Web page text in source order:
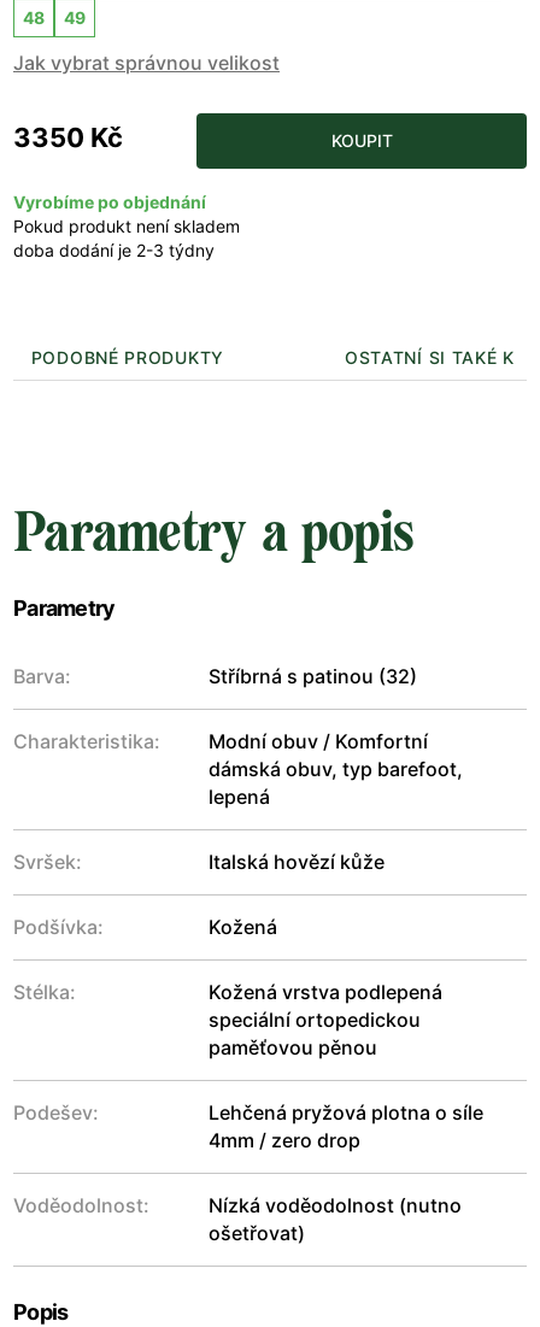
48
49
Jak vybrat správnou velikost
3350 Kč KOUPIT
Vyrobíme po objednání
Pokud produkt není skladem
doba dodání je 2-3 týdny
PODOBNÉ PRODUKTY OSTATNÍ SI TAKÉ
Parametry a popis
Parametry
Barva: Stříbrná s patinou (32)
Charakteristika:
Modní obuv / Komfortní
dámská obuv, typ barefoot,
lepená
Svršek: Italská hovězí kůže
Podšívka: Kožená
Stélka:
Kožená vrstva podlepená
speciální ortopedickou
paměťovou pěnou
Podešev:
Lehčená pryžová plotna o síle
4mm / zero drop
Voděodolnost:
Nízká voděodolnost (nutno
ošetřovat)
Popis